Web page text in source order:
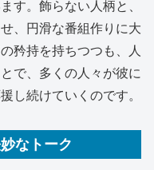
す。飾らない人柄と、
、円滑な番組作りに大
矜持を持ちつつも、人
で、多くの人々が彼に
し続けていくのです。
なトーク